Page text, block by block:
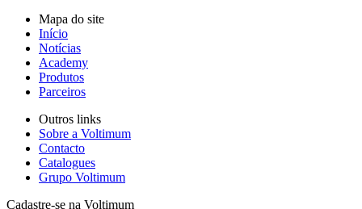
Mapa do site
Início
Notícias
Academy
Produtos
Parceiros
Outros links
Sobre a Voltimum
Contacto
Catalogues
Grupo Voltimum
Cadastre-se na Voltimum